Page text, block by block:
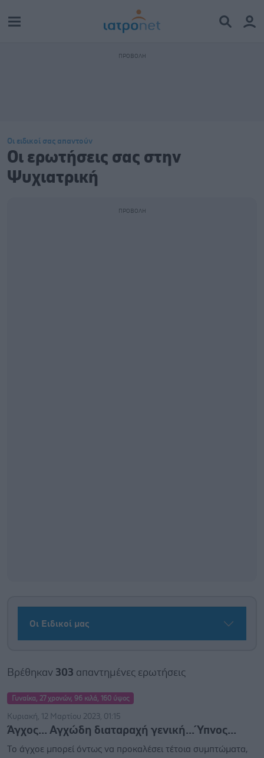
Οι ειδικοί σας απαντούν
Οι ερωτήσεις σας στην
Ψυχιατρική
Οι Ειδικοί μας
Βρέθηκαν 303 απαντημένες ερωτήσεις
Γυναίκα, 27 χρονών, 96 κιλά, 160 ύψος
Κυριακή, 12 Μαρτίου 2023, 01:15
Άγχος... Αγχώδη διαταραχή γενική... Ύπνος...
Το άγχοε μπορεί όντως να προκαλέσει τέτοια συμπτώματα,